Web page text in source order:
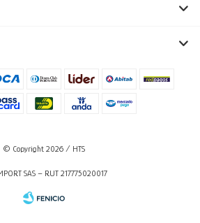
© Copyright 2026 / HTS
SAS – RUT 217775020017